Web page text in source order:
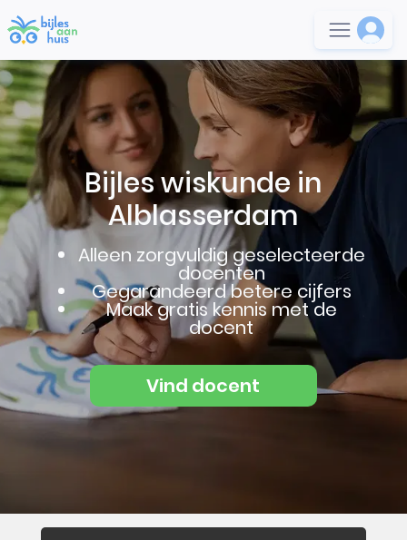
Bijles wiskunde in
Alblasserdam
Alleen zorgvuldig geselecteerde
docenten
Gegarandeerd betere cijfers
Maak gratis kennis met de
docent
Vind docent